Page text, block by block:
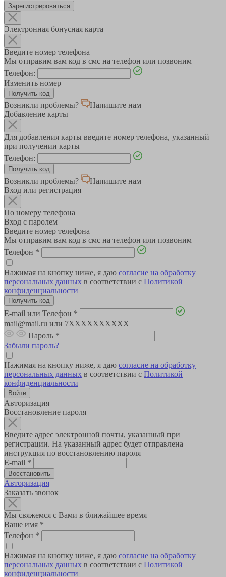
Зарегистрироваться
Электронная бонусная карта
Введите номер телефона
Мы отправим вам код в смс на телефон или позвоним
Телефон:
Изменить номер
Возникли проблемы?
Напишите нам
Добавление карты
Для добавления карты введите номер телефона, указанный
при получении карты
Телефон:
Возникли проблемы?
Напишите нам
Вход или регистрация
По номеру телефона
Вход с паролем
Введите номер телефона
Мы отправим вам код в смс на телефон или позвоним
Телефон *
Нажимая на кнопку ниже, я даю согласие на обработку
персональных данных в соответствии с Политикой
конфиденциальности
E-mail или Телефон *
mail@mail.ru или 7XXXXXXXXXX
Пароль *
Забыли пароль?
Нажимая на кнопку ниже, я даю согласие на обработку
персональных данных в соответствии с Политикой
конфиденциальности
Авторизация
Восстановление пароля
Введите адрес электронной почты, указанный при
регистрации. На указанный адрес будет отправлена
инструкция по восстановлению пароля
E-mail *
Авторизация
Заказать звонок
Мы свяжемся с Вами в ближайшее время
Ваше имя *
Телефон *
Нажимая на кнопку ниже, я даю согласие на обработку
персональных данных в соответствии с Политикой
конфиденциальности